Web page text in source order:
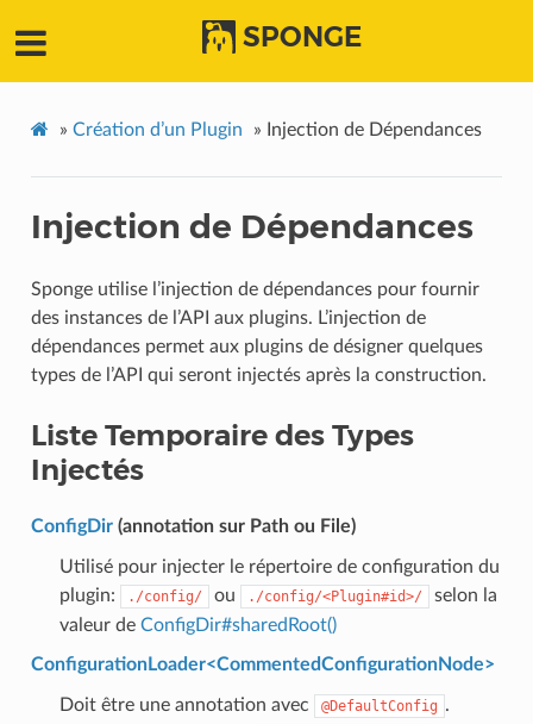
SPONGE
» Création d’un Plugin » Injection de Dépendances
Injection de Dépendances
Sponge utilise l’injection de dépendances pour fournir
des instances de l’API aux plugins. L’injection de
dépendances permet aux plugins de désigner quelques
types de l’API qui seront injectés après la construction.
Liste Temporaire des Types
Injectés
ConfigDir(annotation sur Path ou File)
Utilisé pour injecter le répertoire de configuration du
plugin:
./config/ ou ./config/<Plugin#id>/
selon la
valeur de ConfigDir#sharedRoot()
ConfigurationLoader<CommentedConfigurationNode>
Doit être une annotation avec @DefaultConfig .